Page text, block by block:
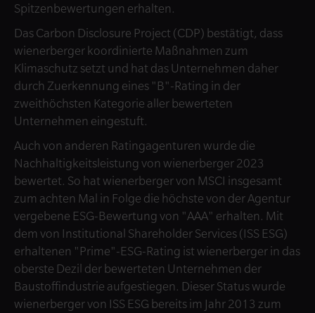
Spitzenbewertungen erhalten.
Das Carbon Disclosure Project (CDP) bestätigt, dass
wienerberger koordinierte Maßnahmen zum
Klimaschutz setzt und hat das Unternehmen daher
durch Zuerkennung eines "B"-Rating in der
zweithöchsten Kategorie aller bewerteten
Unternehmen eingestuft.
Auch von anderen Ratingagenturen wurde die
Nachhaltigkeitsleistung von wienerberger 2023
bewertet. So hat wienerberger von MSCI insgesamt
zum achten Mal in Folge die höchste von der Agentur
vergebene ESG-Bewertung von "AAA" erhalten. Mit
dem von Institutional Shareholder Services (ISS ESG)
erhaltenen "Prime"-ESG-Rating ist wienerberger in das
oberste Dezil der bewerteten Unternehmen der
Baustoffindustrie aufgestiegen. Dieser Status wurde
wienerberger von ISS ESG bereits im Jahr 2013 zum